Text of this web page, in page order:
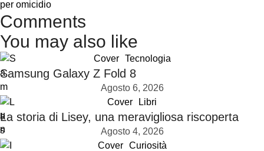
Comments
You may also like
Cover Tecnologia
Samsung Galaxy Z Fold 8
Agosto 6, 2026
Cover
Libri
La storia di Lisey, una meravigliosa riscoperta
Agosto 4, 2026
Cover
Curiosità